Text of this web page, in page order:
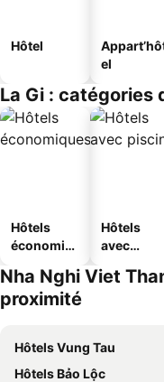
Hôtel
el
La Gi : catégories
Hôtels
économiq
Hôtels
avec
Nha Nghi Viet
proximité
Hôtels Vung Tau
Hôtels Bảo Lộc